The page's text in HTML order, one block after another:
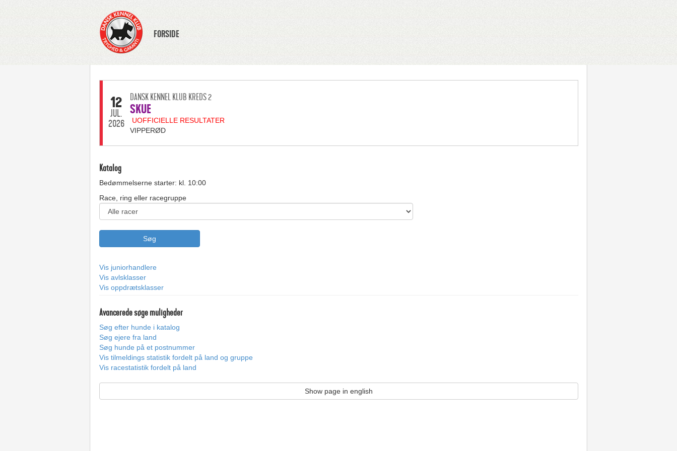
FORSIDE
12
JUL.
2026
DANSK KENNEL KLUB KREDS 2
SKUE
UOFFICIELLE RESULTATER
VIPPERØD
Katalog
Bedømmelserne starter: kl. 10:00
Race, ring eller racegruppe
Vis juniorhandlere
Vis avlsklasser
Vis oppdrætsklasser
Avancerede søge muligheder
Søg efter hunde i katalog
Søg ejere fra land
Søg hunde på et postnummer
Vis tilmeldings statistik fordelt på land og gruppe
Vis racestatistik fordelt på land
Show page in english